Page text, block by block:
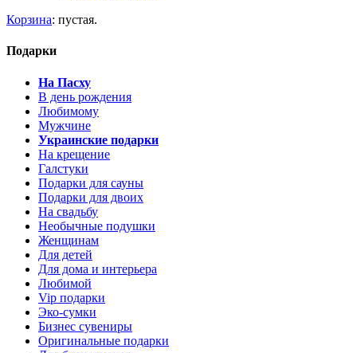
Корзина: пустая.
Подарки
На Пасху
В день рождения
Любимому
Мужчине
Украинские подарки
На крещение
Галстуки
Подарки для сауны
Подарки для двоих
На свадьбу
Необычные подушки
Женщинам
Для детей
Для дома и интерьера
Любимой
Vip подарки
Эко-сумки
Бизнес сувениры
Оригинальные подарки